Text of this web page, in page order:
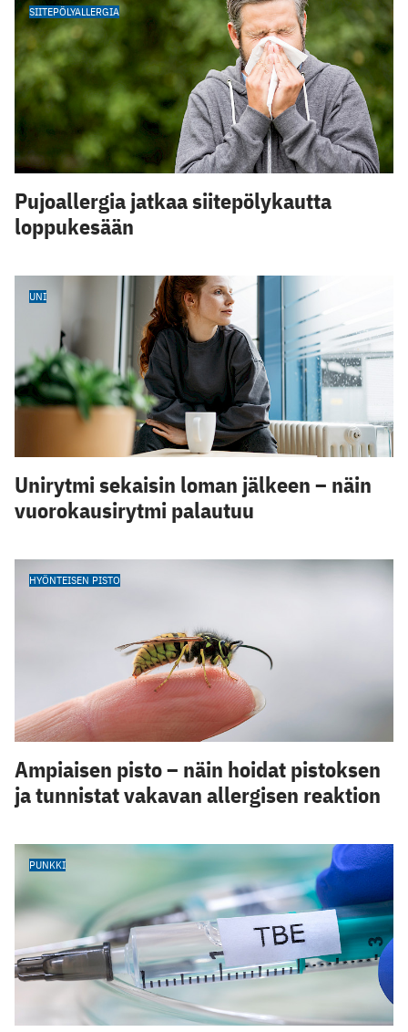
SIITEPÖLYALLERGIA
Pujoallergia jatkaa siitepölykautta
loppukesään
UNI
Unirytmi sekaisin loman jälkeen – näin
vuorokausirytmi palautuu
HYÖNTEISEN PISTO
Ampiaisen pisto – näin hoidat pistoksen
ja tunnistat vakavan allergisen reaktion
PUNKKI